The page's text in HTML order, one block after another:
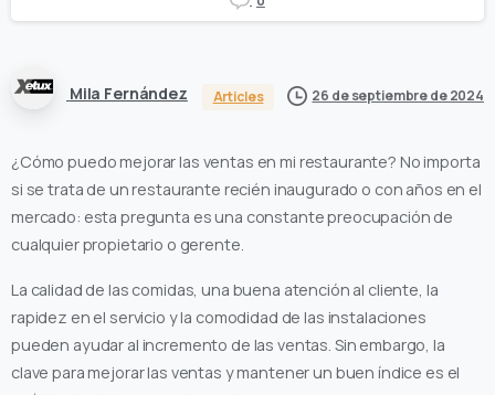
Mila Fernández Articles 26 de septiembre de 2024
¿Cómo puedo mejorar las ventas en mi restaurante? No importa
si se trata de un restaurante recién inaugurado o con años en el
mercado: esta pregunta es una constante preocupación de
cualquier propietario o gerente.
La calidad de las comidas, una buena atención al cliente, la
rapidez en el servicio y la comodidad de las instalaciones
pueden ayudar al incremento de las ventas. Sin embargo, la
clave para mejorar las ventas y mantener un buen índice es el